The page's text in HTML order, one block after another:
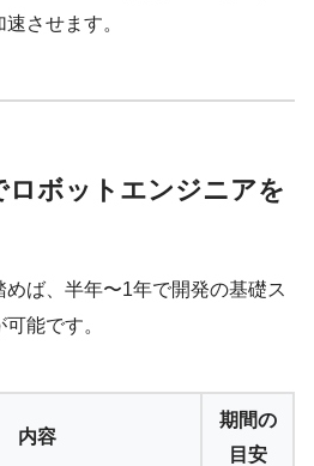
させます。
ロボットエンジニアを
ば、半年〜1年で開発の基礎ス
能です。
内容
期間の
目安